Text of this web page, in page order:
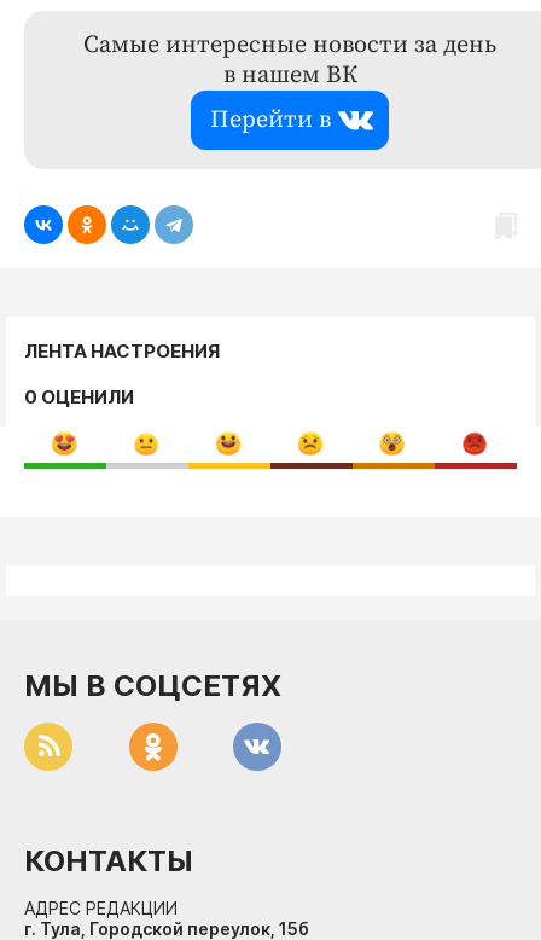
Самые интересные новости за день
в нашем ВК
Перейти в
ЛЕНТА НАСТРОЕНИЯ
0 ОЦЕНИЛИ
МЫ В СОЦСЕТЯХ
КОНТАКТЫ
АДРЕС РЕДАКЦИИ
г. Тула, Городской переулок, 15б